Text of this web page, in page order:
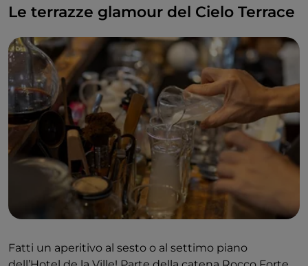
Le terrazze glamour del Cielo Terrace
Fatti un aperitivo al sesto o al settimo piano